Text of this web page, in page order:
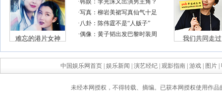
中国娱乐网首页| 娱乐新闻 演艺经纪| 观影指南| 游戏| 图片|
未经本网授权，不得转载、摘编。已获本网授权使用作